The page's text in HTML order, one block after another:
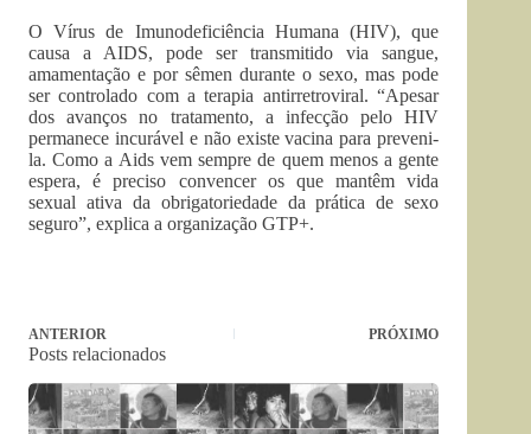
O Vírus de Imunodeficiência Humana (HIV), que
causa a AIDS, pode ser transmitido via sangue,
amamentação e por sêmen durante o sexo, mas pode
ser controlado com a terapia antirretroviral. “Apesar
dos avanços no tratamento, a infecção pelo HIV
permanece incurável e não existe vacina para preveni-
la. Como a Aids vem sempre de quem menos a gente
espera, é preciso convencer os que mantêm vida
sexual ativa da obrigatoriedade da prática de sexo
seguro”, explica a organização GTP+.
ANTERIOR PRÓXIMO
Posts relacionados